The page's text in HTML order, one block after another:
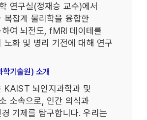
연구실(정재승 교수)에서
복잡계 물리학을 융합한
여 뇌전도, fMRI 데이테를
노화 및 병리 기전에 대해 연구
학기술원) 소개
KAIST 뇌인지과학과 및
소속으로, 인간 의식과
기제를 탐구합니다. 우리는